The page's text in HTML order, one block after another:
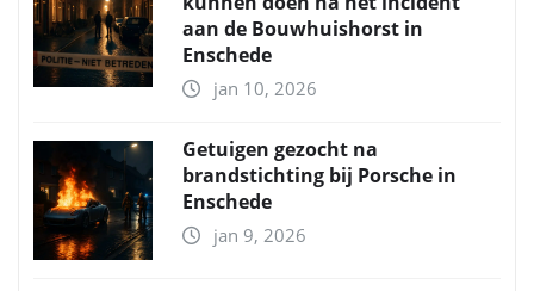
aan de Bouwhuishorst in
Enschede
jan 10, 2026
Getuigen gezocht na
brandstichting bij Porsche in
Enschede
jan 9, 2026